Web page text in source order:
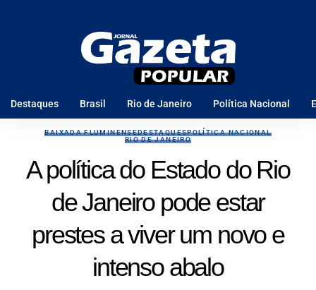
Destaques Brasil Rio de Janeiro Política Nacional
BAIXADA FLUMINENSEDESTAQUESPOLÍTICA NACIONAL
RIO DE JANEIRO
A política do Estado do Rio
de Janeiro pode estar
prestes a viver um novo e
intenso abalo